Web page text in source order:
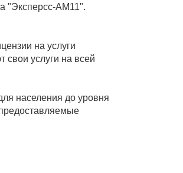
"Эксперсс-АМ11".
на услуги
услуги на всей
населения до уровня